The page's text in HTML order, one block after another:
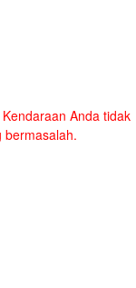
Anda tidak
bermasalah.